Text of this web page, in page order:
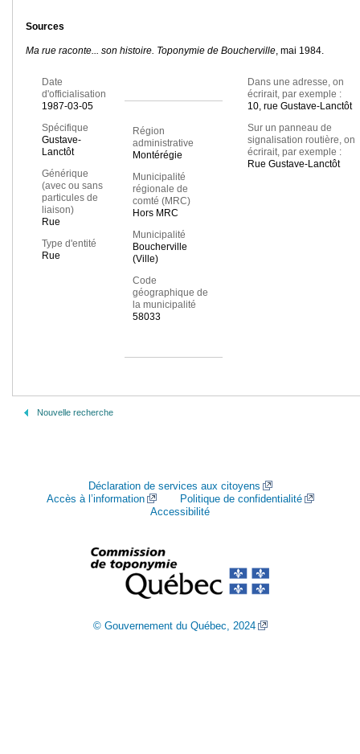
Sources
Ma rue raconte... son histoire. Toponymie de Boucherville, mai 1984.
Date
d'officialisation
1987-03-05
Spécifique
Gustave-
Lanctôt
Générique
(avec ou sans
particules de
liaison)
Rue
Type d'entité
Rue
Région
administrative
Montérégie
Municipalité
régionale de
comté (MRC)
Hors MRC
Municipalité
Boucherville
(Ville)
Code
géographique de
la municipalité
58033
Dans une adresse, on
écrirait, par exemple :
10, rue Gustave-Lanctôt
Sur un panneau de
signalisation routière, on
écrirait, par exemple :
Rue Gustave-Lanctôt
Nouvelle recherche
Déclaration de services aux citoyens
Accès à l’information
Politique de confidentialité
Accessibilité
© Gouvernement du Québec, 2024